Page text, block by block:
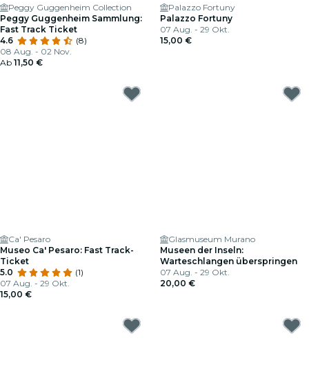
Peggy Guggenheim Collection
Peggy Guggenheim Sammlung:
Fast Track Ticket
4.6
(8)
08 Aug. - 02 Nov.
Ab 11,50 €
Palazzo Fortuny
Palazzo Fortuny
07 Aug. - 29 Okt.
15,00 €
Ca' Pesaro
Museo Ca' Pesaro: Fast Track-
Ticket
5.0
(1)
07 Aug. - 29 Okt.
15,00 €
Glasmuseum Murano
Museen der Inseln:
Warteschlangen überspringen
07 Aug. - 29 Okt.
20,00 €